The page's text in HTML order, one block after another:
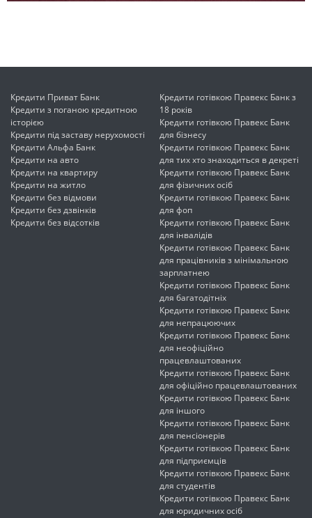
Кредити Приват Банк
Кредити з поганою кредитною
історією
Кредити під заставу нерухомості
Кредити Альфа Банк
Кредити на авто
Кредити на квартиру
Кредити на житло
Кредити без відмови
Кредити без дзвінків
Кредити без відсотків
Кредити готівкою Правекс Банк з
18 років
Кредити готівкою Правекс Банк
для бізнесу
Кредити готівкою Правекс Банк
для тих хто знаходиться в декреті
Кредити готівкою Правекс Банк
для фізичних осіб
Кредити готівкою Правекс Банк
для фоп
Кредити готівкою Правекс Банк
для інвалідів
Кредити готівкою Правекс Банк
для працівників з мінімальною
зарплатнею
Кредити готівкою Правекс Банк
для багатодітніх
Кредити готівкою Правекс Банк
для непрацюючих
Кредити готівкою Правекс Банк
для неофіційно
працевлаштованих
Кредити готівкою Правекс Банк
для офіційно працевлаштованих
Кредити готівкою Правекс Банк
для іншого
Кредити готівкою Правекс Банк
для пенсіонерів
Кредити готівкою Правекс Банк
для підприємців
Кредити готівкою Правекс Банк
для студентів
Кредити готівкою Правекс Банк
для юридичних осіб